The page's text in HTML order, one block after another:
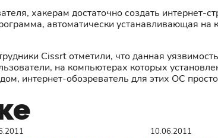
хакерам достаточно создать интернет-
автоматически устанавливающая
Cissrt отметили, что данная
на компьютерах которых
интернет-обозреватель для этих ОС
10.06.2011